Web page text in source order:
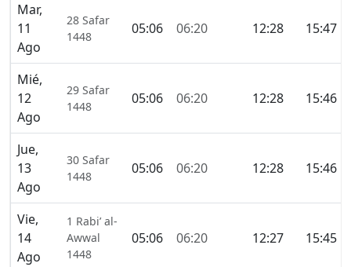
Mar,
11
Ago
28 Safar
1448
05:06 06:20 12:28 15:47
Mié,
12
Ago
29 Safar
1448
05:06 06:20 12:28 15:46
Jue,
13
Ago
30 Safar
1448
05:06 06:20 12:28 15:46
Vie,
14
Ago
1 Rabi’ al-
Awwal
1448
05:06 06:20 12:27 15:45